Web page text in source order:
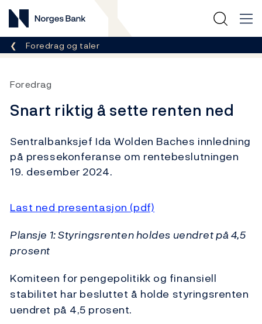
Norges Bank
Her er du nå:
Foredrag og taler
Foredrag
Snart riktig å sette renten ned
Sentralbanksjef Ida Wolden Baches innledning
på pressekonferanse om rentebeslutningen
19. desember 2024.
Last ned presentasjon (pdf)
Plansje 1: Styringsrenten holdes uendret på 4,5
prosent
Komiteen for pengepolitikk og finansiell
stabilitet har besluttet å holde styringsrenten
uendret på 4,5 prosent.